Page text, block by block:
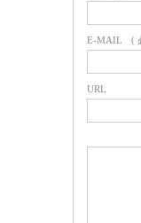
E-MAIL (
URL